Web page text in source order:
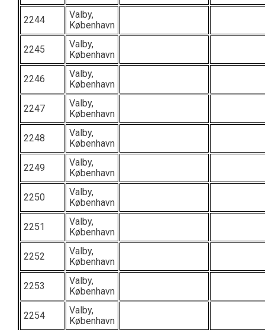
2244
Valby,
København
2245
Valby,
København
2246
Valby,
København
2247
Valby,
København
2248
Valby,
København
2249
Valby,
København
2250
Valby,
København
2251
Valby,
København
2252
Valby,
København
2253
Valby,
København
2254
Valby,
København